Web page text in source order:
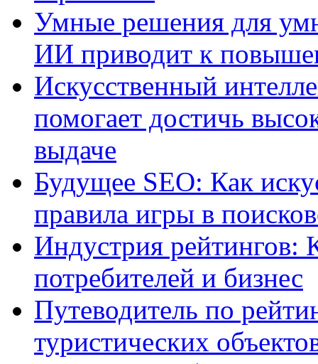
Умные решения для
ИИ приводит к
Искусственный
помогает достичь
выдаче
Будущее SEO: Как
правила игры в
Индустрия рейтингов:
потребителей и бизнес
Путеводитель по
туристических